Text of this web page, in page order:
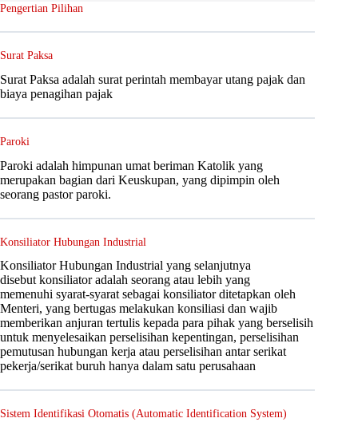
Pengertian Pilihan
Surat Paksa
Surat Paksa adalah surat perintah membayar utang pajak dan
biaya penagihan pajak
Paroki
Paroki adalah himpunan umat beriman Katolik yang
merupakan bagian dari Keuskupan, yang dipimpin oleh
seorang pastor paroki.
Konsiliator Hubungan Industrial
Konsiliator Hubungan Industrial yang selanjutnya
disebut konsiliator adalah seorang atau lebih yang
memenuhi syarat-syarat sebagai konsiliator ditetapkan oleh
Menteri, yang bertugas melakukan konsiliasi dan wajib
memberikan anjuran tertulis kepada para pihak yang berselisih
untuk menyelesaikan perselisihan kepentingan, perselisihan
pemutusan hubungan kerja atau perselisihan antar serikat
pekerja/serikat buruh hanya dalam satu perusahaan
Sistem Identifikasi Otomatis (Automatic Identification System)